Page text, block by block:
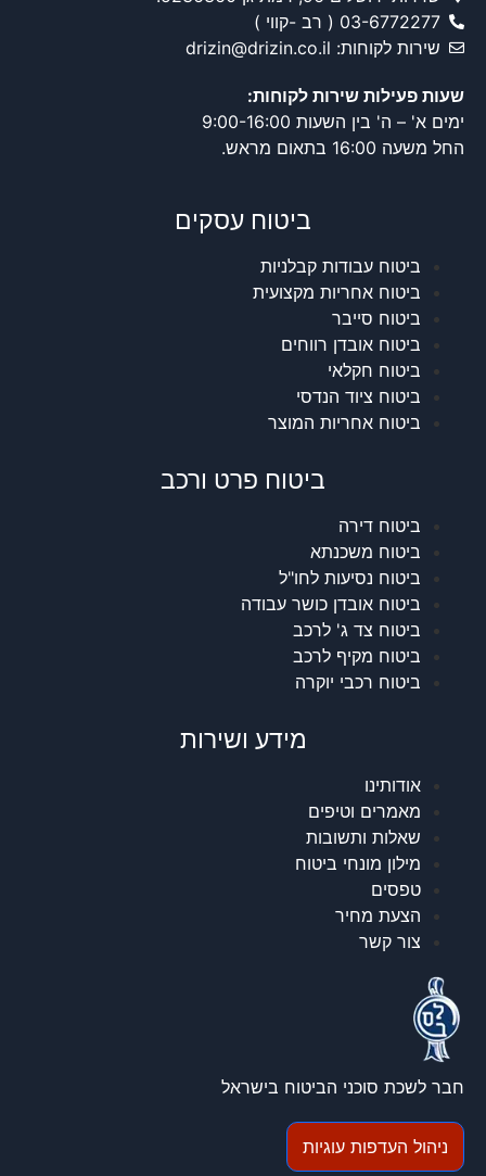
03-6772277 ( רב -קווי )
שירות לקוחות: drizin@drizin.co.il
שעות פעילות שירות לקוחות:
ימים א' – ה' בין השעות 9:00-16:00
החל משעה 16:00 בתאום מראש.
ביטוח עסקים
ביטוח עבודות קבלניות
ביטוח אחריות מקצועית
ביטוח סייבר
ביטוח אובדן רווחים
ביטוח חקלאי
ביטוח ציוד הנדסי
ביטוח אחריות המוצר
ביטוח פרט ורכב
ביטוח דירה
ביטוח משכנתא
ביטוח נסיעות לחו"ל
ביטוח אובדן כושר עבודה
ביטוח צד ג' לרכב
ביטוח מקיף לרכב
ביטוח רכבי יוקרה
מידע ושירות
אודותינו
מאמרים וטיפים
שאלות ותשובות
מילון מונחי ביטוח
טפסים
הצעת מחיר
צור קשר
חבר לשכת סוכני הביטוח בישראל
ניהול העדפות עוגיות